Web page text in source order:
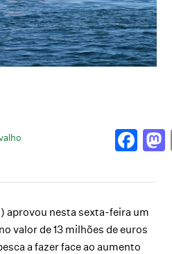
aprovou nesta sexta-feira um
valor de 13 milhões de euros
a fazer face ao aumento